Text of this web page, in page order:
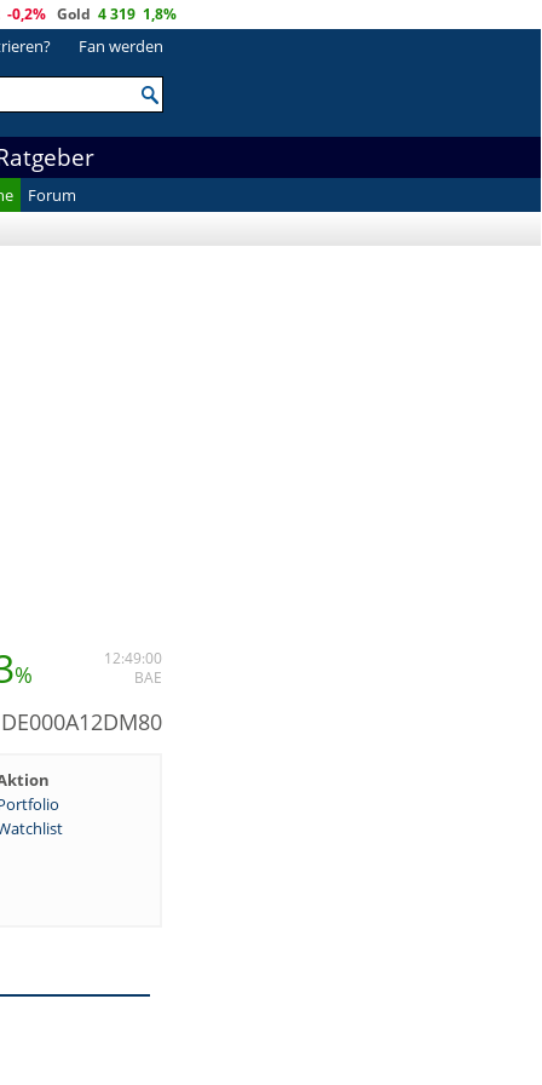
-0,2% Gold 4 319 1,8%
Fan werden
Forum
%
12:49:00
BAE